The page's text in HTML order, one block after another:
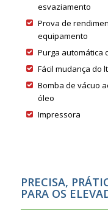
esvaziamento
Prova de
equipamento
Purga automática
Fácil mudança do
Bomba de vácuo
óleo
Impressora
PRECISA,
PARA OS